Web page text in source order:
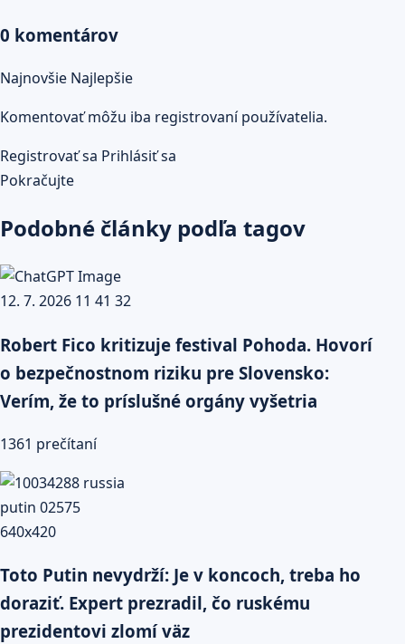
0 komentárov
Najnovšie Najlepšie
Komentovať môžu iba registrovaní používatelia.
Registrovať sa Prihlásiť sa
Pokračujte
Podobné články podľa tagov
Robert Fico kritizuje festival Pohoda. Hovorí
o bezpečnostnom riziku pre Slovensko:
Verím, že to príslušné orgány vyšetria
1361 prečítaní
Toto Putin nevydrží: Je v koncoch, treba ho
doraziť. Expert prezradil, čo ruskému
prezidentovi zlomí väz